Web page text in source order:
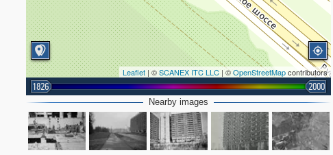
Leaflet | ©SCANEX ITC LLC | ©OpenStreetMapcontributors
1826 2000
Nearby images